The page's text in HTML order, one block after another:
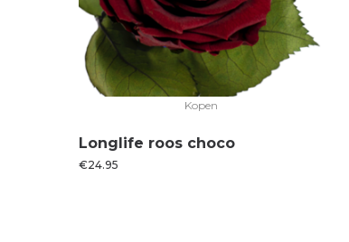
Kopen
Longlife roos choco
€24.95